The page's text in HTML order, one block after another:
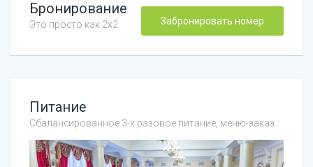
Бронирование
Это просто как 2х2 Забронировать номер
Питание
Сбалансированное 3-х разовое питание, меню-заказ